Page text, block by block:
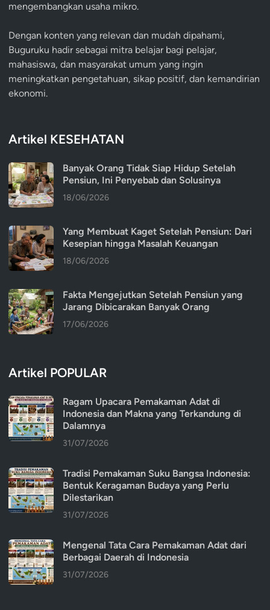
mengembangkan usaha mikro.
Dengan konten yang relevan dan mudah dipahami,
Buguruku hadir sebagai mitra belajar bagi pelajar,
mahasiswa, dan masyarakat umum yang ingin
meningkatkan pengetahuan, sikap positif, dan kemandirian
ekonomi.
Artikel KESEHATAN
Banyak Orang Tidak Siap Hidup Setelah
Pensiun, Ini Penyebab dan Solusinya
18/06/2026
Yang Membuat Kaget Setelah Pensiun: Dari
Kesepian hingga Masalah Keuangan
18/06/2026
Fakta Mengejutkan Setelah Pensiun yang
Jarang Dibicarakan Banyak Orang
17/06/2026
Artikel POPULAR
Ragam Upacara Pemakaman Adat di
Indonesia dan Makna yang Terkandung di
Dalamnya
31/07/2026
Tradisi Pemakaman Suku Bangsa Indonesia:
Bentuk Keragaman Budaya yang Perlu
Dilestarikan
31/07/2026
Mengenal Tata Cara Pemakaman Adat dari
Berbagai Daerah di Indonesia
31/07/2026